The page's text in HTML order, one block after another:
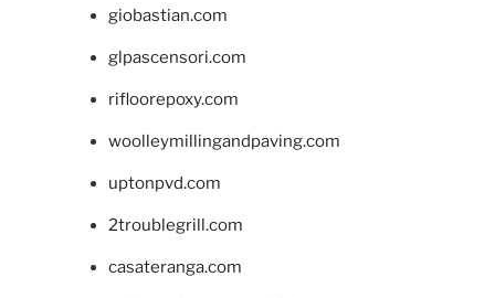
giobastian.com
glpascensori.com
rifloorepoxy.com
woolleymillingandpaving.com
uptonpvd.com
2troublegrill.com
casateranga.com